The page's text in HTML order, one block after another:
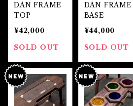
DAN FRAME
TOP
¥42,000
SOLD OUT
DAN FRAME
BASE
¥44,000
SOLD OUT